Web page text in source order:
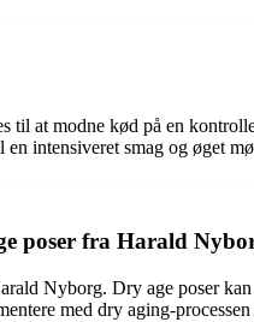
til at modne kød på en
intensiveret smag og øget
poser fra Harald
Nyborg. Dry age poser
med dry aging-